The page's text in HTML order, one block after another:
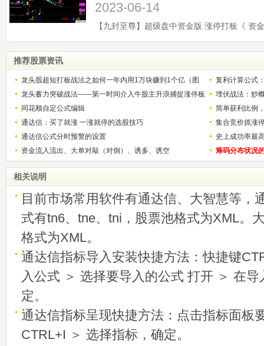
2023-06-14
推荐股票资讯
龙头股超短打板战法之如何一年内用1万块赚到1个亿（图
解）
复利计算公式
少？
龙头蓄力突破战法——第一时间介入牛股主升浪捕捉涨停板
的技巧（图解）
埋伏战法：炒
同花顺自定公式编辑
简单获利比例
用
通达信：买了就涨 一涨就停的选股技巧
集合竞价抓涨
通达信公式分时预警的设置
史上成功率最
称选股法宝！
资金流入流出、大单对敲（对倒）、诱多、诱空 筹码分布状况
相关说明
目前市场常用软件有通达信、大智慧等，
式有tn6、tne、tni，股票池格式为XML。
格式为XML。
通达信指标导入安装快捷方法：快捷键
入公式 ＞ 选择要导入的公式 打开 ＞ 在
定。
通达信指标呈现快捷方法：点击指标面板
CTRL+I ＞ 选择指标，确定。